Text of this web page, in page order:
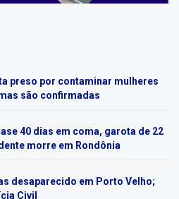
preso por contaminar mulheres
são confirmadas
40 dias em coma, garota de 22
morre em Rondônia
desaparecido em Porto Velho;
Civil